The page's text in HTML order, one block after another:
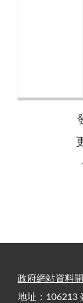
政府網站資料
地址：106213